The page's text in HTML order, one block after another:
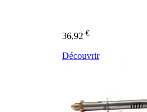
36,92 €
Découvrir